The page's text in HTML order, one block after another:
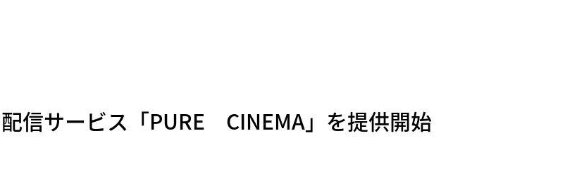
信サービス「PURE CINEMA」を提供開始